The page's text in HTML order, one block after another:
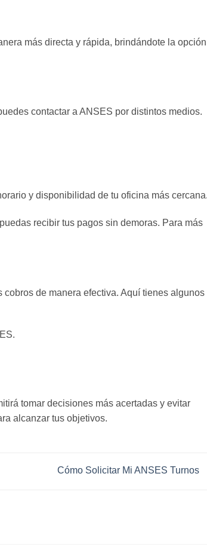
más directa y rápida, brindándote la
contactar a ANSES por distintos medios.
y disponibilidad de tu oficina más cercana.
recibir tus pagos sin demoras. Para más
de manera efectiva. Aquí tienes algunos
tomar decisiones más acertadas y evitar
alcanzar tus objetivos.
Cómo Solicitar Mi ANSES Turnos